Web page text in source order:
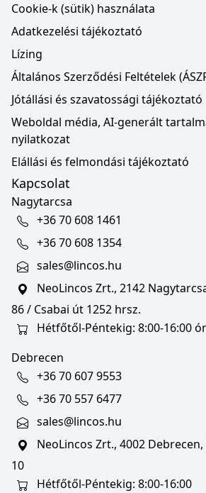
Cookie-k (sütik) használata
Adatkezelési tájékoztató
Lízing
Általános Szerződési Feltételek
Jótállási és szavatossági tájékoztató
Weboldal média, AI-generált
nyilatkozat
Elállási és felmondási tájékoztató
Kapcsolat
Nagytarcsa
+36 70 608 1461
+36 70 608 1354
sales@lincos.hu
NeoLincos Zrt., 2142
86 / Csabai út 1252 hrsz.
Hétfőtől-Péntekig: 8:00-16:00
Debrecen
+36 70 607 9553
+36 70 557 6477
sales@lincos.hu
NeoLincos Zrt., 4002
10
Hétfőtől-Péntekig: 8:00-16:00